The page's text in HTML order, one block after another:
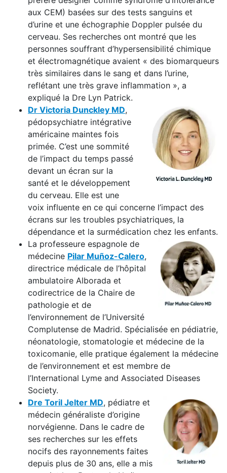
aux CEM) basées sur des tests sanguins et
d’urine et une échographie Doppler pulsée du
cerveau. Ses recherches ont montré que les
personnes souffrant d’hypersensibilité chimique
et électromagnétique avaient « des biomarqueurs
très similaires dans le sang et dans l’urine,
reflétant une très grave inflammation », a
expliqué la Dre Lyn Patrick.
Dr Victoria Dunckley MD,
pédopsychiatre intégrative
américaine maintes fois
primée. C’est une sommité
de l’impact du temps passé
devant un écran sur la
santé et le développement
du cerveau. Elle est une
voix influente en ce qui concerne l’impact des
écrans sur les troubles psychiatriques, la
dépendance et la surmédication chez les enfants.
La professeure espagnole de
médecine Pilar Muñoz-Calero,
directrice médicale de l’hôpital
ambulatoire Alborada et
codirectrice de la Chaire de
pathologie et de
l’environnement de l’Université
Complutense de Madrid. Spécialisée en pédiatrie,
néonatologie, stomatologie et médecine de la
toxicomanie, elle pratique également la médecine
de l’environnement et est membre de
l’International Lyme and Associated Diseases
Society.
Dre Toril Jelter MD, pédiatre et
médecin généraliste d’origine
norvégienne. Dans le cadre de
ses recherches sur les effets
nocifs des rayonnements faites
depuis plus de 30 ans, elle a mis